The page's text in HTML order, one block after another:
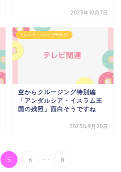
2023年10月7日
トレンド・テレビ(PRあり)
空からクルージング特別編
「アンダルシア・イスラム王
国の残照」面白そうですね
2023年9月20日
5 6 ... 8